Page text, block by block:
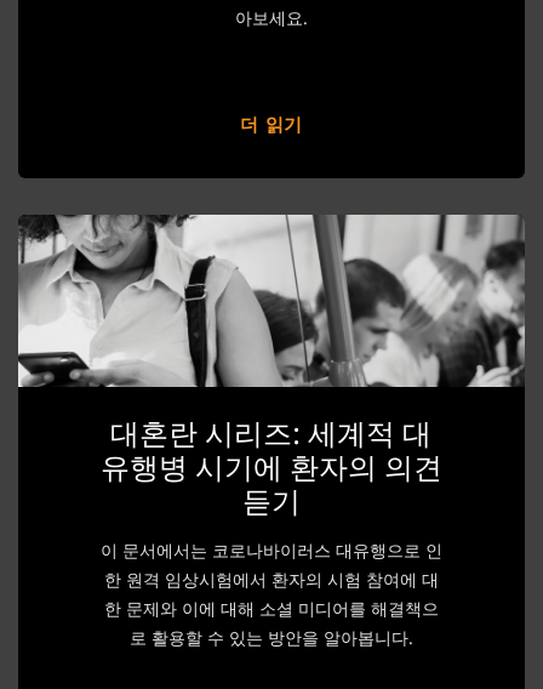
아보세요.
더 읽기
대혼란 시리즈: 세계적 대
유행병 시기에 환자의 의견
듣기
이 문서에서는 코로나바이러스 대유행으로 인
한 원격 임상시험에서 환자의 시험 참여에 대
한 문제와 이에 대해 소셜 미디어를 해결책으
로 활용할 수 있는 방안을 알아봅니다.